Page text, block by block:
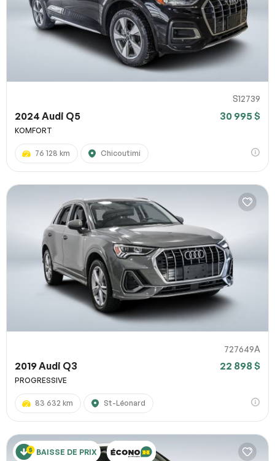
S12739
2024 Audi Q5 30 995 $
KOMFORT
76 128 km Chicoutimi
727649A
2019 Audi Q3 22 898 $
PROGRESSIVE
83 632 km St-Léonard
BAISSE DE PRIX